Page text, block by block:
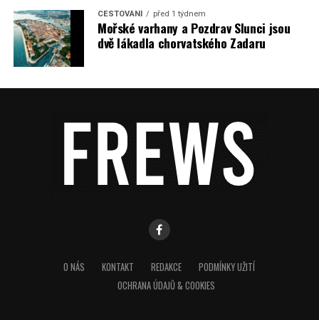
CESTOVÁNÍ před 1 týdnem
Mořské varhany a Pozdrav Slunci jsou
dvě lákadla chorvatského Zadaru
O NÁS KONTAKT REDAKCE
PODMÍNKY UŽITÍ
OCHRANA ÚDAJŮ & COOKIES